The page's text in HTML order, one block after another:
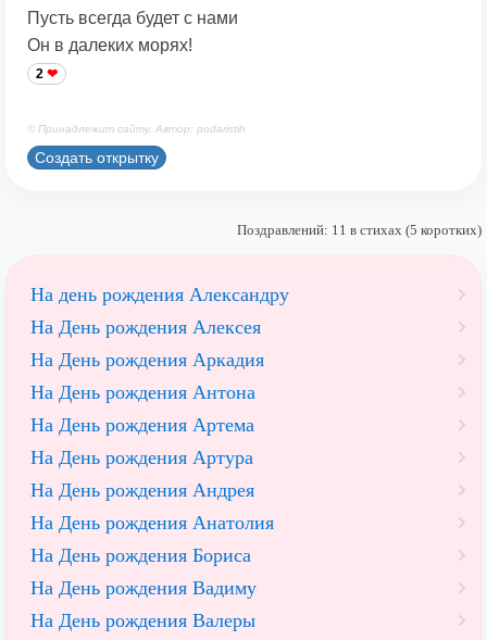
Пусть всегда будет с нами
Он в далеких морях!
2
© Принадлежит сайту. Автор: podaristih
Создать открытку
Поздравлений: 11 в стихах (5 коротких)
На день рождения Александру
На День рождения Алексея
На День рождения Аркадия
На День рождения Антона
На День рождения Артема
На День рождения Артура
На День рождения Андрея
На День рождения Анатолия
На День рождения Бориса
На День рождения Вадиму
На День рождения Валеры